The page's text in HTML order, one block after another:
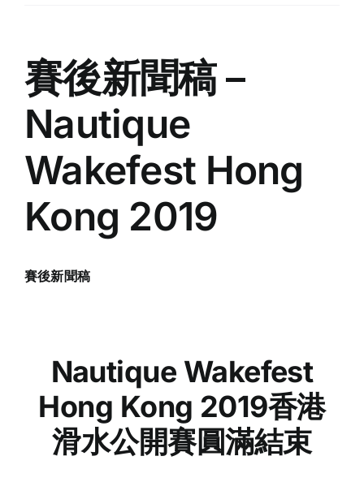
賽後新聞稿 –
Nautique
Wakefest Hong
Kong 2019
賽後新聞稿
Nautique Wakefest
Hong Kong 2019香港
滑水公開賽圓滿結束